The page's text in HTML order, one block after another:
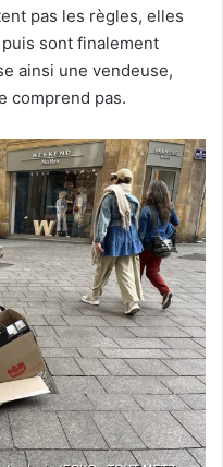
pas les règles, elles
sont finalement
ainsi une vendeuse,
comprend pas.